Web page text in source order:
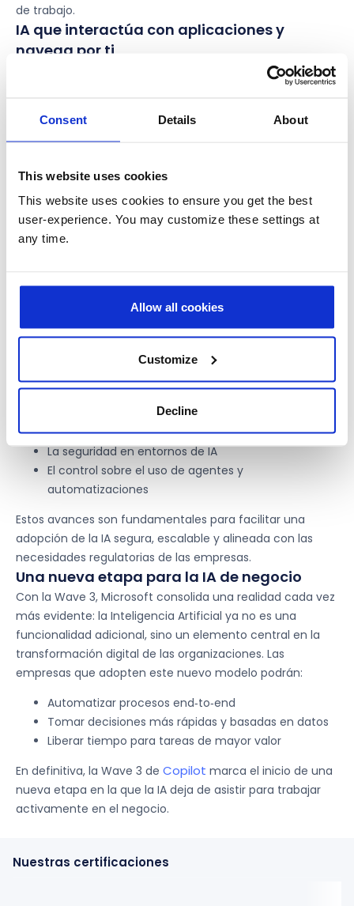
Consent Details About
This website uses cookies
This website uses cookies to ensure you get the best
user-experience. You may customize these settings at
any time.
Allow all cookies
Customize
Decline
de trabajo.
IA que interactúa con aplicaciones y
navega por ti​
La Wave 3 introduce también nuevas capacidades en el
‘Browsing with Copilot’, que permiten a la IA interactuar
directamente con la web en entornos empresariales.
Esto abre nuevas posibilidades como:
Automatizar tareas repetitivas en aplicaciones web
Completar formularios o procesos administrativos
Ejecutar acciones complejas de forma autónoma
de las aplicaciones, sino también entre sistemas y
plataformas, ampliando su impacto en la productividad
empresarial.
Seguridad, gobierno y control en la
adopción de la IA
Junto a las capacidades de productividad, Microsoft
refuerza en esta nueva ola aspectos clave como:
El gobierno del dato
La seguridad en entornos de IA
El control sobre el uso de agentes y
automatizaciones
Estos avances son fundamentales para facilitar una
adopción de la IA segura, escalable y alineada con las
necesidades regulatorias de las empresas.
Una nueva etapa para la IA de negocio
Con la Wave 3, Microsoft consolida una realidad cada vez
más evidente: la Inteligencia Artificial ya no es una
funcionalidad adicional, sino un elemento central en la
transformación digital de las organizaciones. Las
empresas que adopten este nuevo modelo podrán:
Automatizar procesos end‑to‑end
Tomar decisiones más rápidas y basadas en datos
Liberar tiempo para tareas de mayor valor
En definitiva, la Wave 3 de Copilot marca el inicio de una
nueva etapa en la que la IA deja de asistir para trabajar
activamente en el negocio.
Nuestras certificaciones